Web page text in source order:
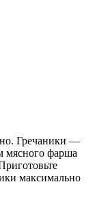
Гречаники —
мясного фарша
максимально